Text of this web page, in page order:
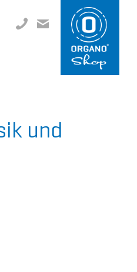
+49 8504 957999-0
o@org ano.ch
und